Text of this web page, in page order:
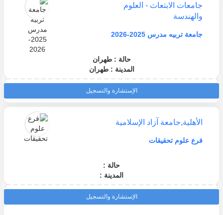
جامعات الابتعاث - العلوم
والهندسة
جامعة تربيه مدرس 2025-2026
حالة : طهران
المدينة : طهران
الإستشارة والتسجيل
الأهلية,جامعة آزاد الإسلامية
فرع علوم تحقيقات
حالة :
المدينة :
الإستشارة والتسجيل